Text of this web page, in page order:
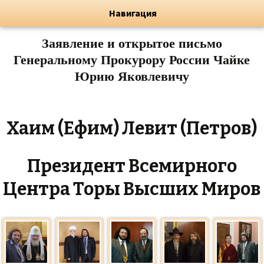
Флёрова Елена Николаевна
Художник, Официальный сайт
Навигация
Заявление и открытое письмо
Генеральному Прокурору России Чайке
Юрию Яковлевичу
Хаим (Ефим) Левит (Петров)
Президент Всемирного
Центра Торы Высших Миров